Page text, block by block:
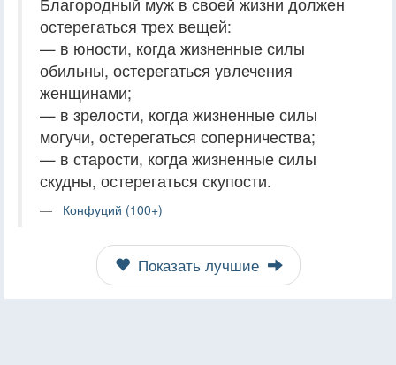
остерегаться трех вещей:
— в юности, когда жизненные силы
обильны, остерегаться увлечения
женщинами;
— в зрелости, когда жизненные силы
могучи, остерегаться соперничества;
— в старости, когда жизненные силы
скудны, остерегаться скупости.
Конфуций (100+)
Показать лучшие